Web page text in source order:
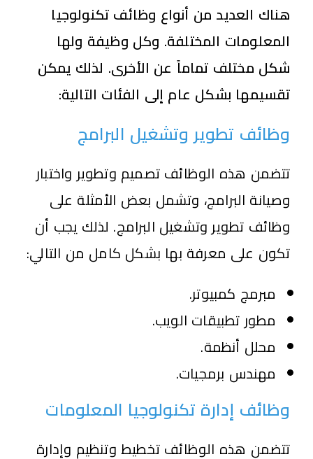
هناك العديد من أنواع وظائف تكنولوجيا
المعلومات المختلفة. وكل وظيفة ولها
شكل مختلف تماماً عن الأخرى. لذلك يمكن
تقسيمها بشكل عام إلى الفئات التالية:
وظائف تطوير وتشغيل البرامج
تتضمن هذه الوظائف تصميم وتطوير واختبار
وصيانة البرامج، وتشمل بعض الأمثلة على
وظائف تطوير وتشغيل البرامج. لذلك يجب أن
تكون على معرفة بها بشكل كامل من التالي:
مبرمج كمبيوتر.
مطور تطبيقات الويب.
محلل أنظمة.
مهندس برمجيات.
وظائف إدارة تكنولوجيا المعلومات
تتضمن هذه الوظائف تخطيط وتنظيم وإدارة